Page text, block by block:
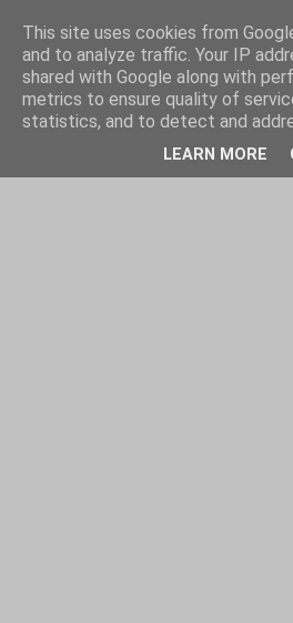
This site uses cookies from
and to analyze traffic. Your IP
shared with Google along with
metrics to ensure quality of
statistics, and to detect and
LEARN MORE